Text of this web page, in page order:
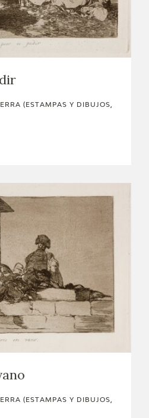
(ESTAMPAS Y DIBUJOS,
(ESTAMPAS Y DIBUJOS,